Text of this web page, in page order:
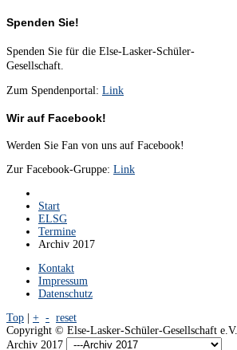
Spenden Sie!
Spenden Sie für die Else-Lasker-Schüler-
Gesellschaft.
Zum Spendenportal: Link
Wir auf Facebook!
Werden Sie Fan von uns auf Facebook!
Zur Facebook-Gruppe: Link
Start
ELSG
Termine
Archiv 2017
Kontakt
Impressum
Datenschutz
Top
+ - reset
Copyright © Else-Lasker-Schüler-Gesellschaft e.V.
Archiv 2017